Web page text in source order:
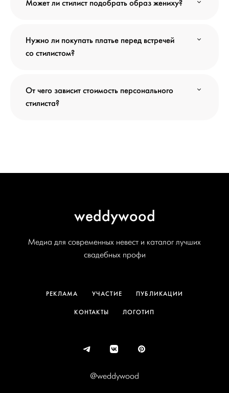
Может ли стилист подобрать образ жениху?
Нужно ли покупать платье перед встречей
со стилистом?
От чего зависит стоимость персонального
стилиста?
weddywood
Медиа для современных невест и каталог лучших
свадебных профи
РЕКЛАМА УЧАСТИЕ ПУБЛИКАЦИИ
КОНТАКТЫ ЛОГОТИП
@weddywood